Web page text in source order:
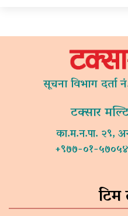
सूचना विभाग
टक्सार
का.म.न.पा. २९,
+९७७-०१-
टिम